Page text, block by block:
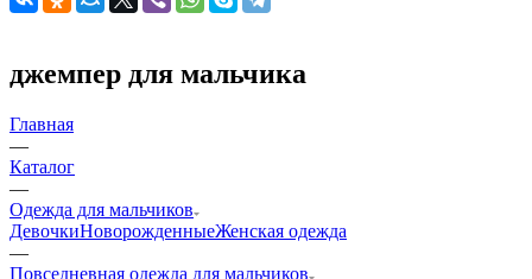
джемпер для мальчика
Главная
—
Каталог
—
Одежда для мальчиков
ДевочкиНоворожденныеЖенская одежда
—
Повседневная одежда для мальчиков